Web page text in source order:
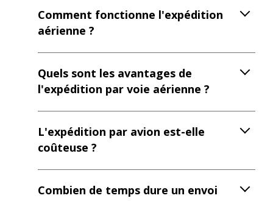
Comment fonctionne l'expédition
aérienne ?
Quels sont les avantages de
l'expédition par voie aérienne ?
L'expédition par avion est-elle
coûteuse ?
Combien de temps dure un envoi